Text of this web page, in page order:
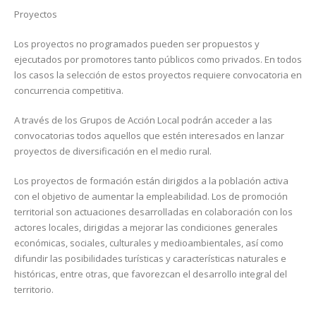
Proyectos
Los proyectos no programados pueden ser propuestos y
ejecutados por promotores tanto públicos como privados. En todos
los casos la selección de estos proyectos requiere convocatoria en
concurrencia competitiva.
A través de los Grupos de Acción Local podrán acceder a las
convocatorias todos aquellos que estén interesados en lanzar
proyectos de diversificación en el medio rural.
Los proyectos de formación están dirigidos a la población activa
con el objetivo de aumentar la empleabilidad. Los de promoción
territorial son actuaciones desarrolladas en colaboración con los
actores locales, dirigidas a mejorar las condiciones generales
económicas, sociales, culturales y medioambientales, así como
difundir las posibilidades turísticas y características naturales e
históricas, entre otras, que favorezcan el desarrollo integral del
territorio.